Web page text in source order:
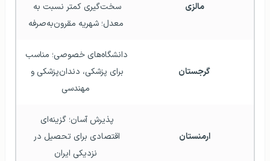
مالزی
معدل؛ شهریه مقرون‌به‌صرفه
گرجستان
مهندسی
ارمنستان
نزدیکی ایران